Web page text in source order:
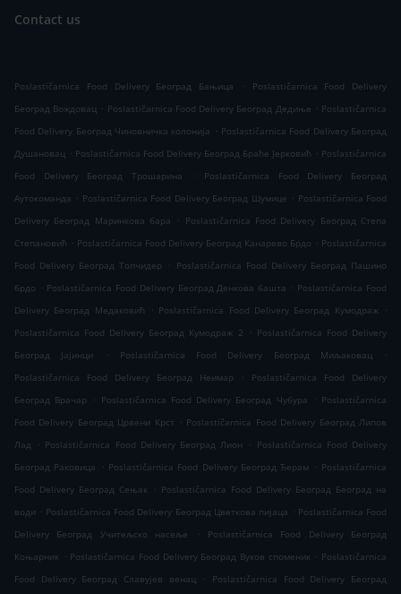
Contact us
Poslastičarnica Food Delivery Београд Бањица .
Poslastičarnica Food Delivery
Београд Вождовац . Poslastičarnica Food Delivery Београд Дедиње . Poslastičarnica
Food Delivery Београд Чиновничка колонија . Poslastičarnica Food Delivery Београд
Душановац . Poslastičarnica Food Delivery Београд Браће Јерковић . Poslastičarnica
Food Delivery Београд Трошарина
.
Poslastičarnica Food Delivery Београд
Аутокоманда . Poslastičarnica Food Delivery Београд Шумице . Poslastičarnica Food
Delivery Београд Маринкова бара
. Poslastičarnica Food Delivery Београд Степа
Степановић . Poslastičarnica Food Delivery Београд Канарево Брдо . Poslastičarnica
Food Delivery Београд Топчидер
. Poslastičarnica Food Delivery Београд Пашино
брдо . Poslastičarnica Food Delivery Београд Денкова башта . Poslastičarnica Food
Delivery Београд Медаковић
. Poslastičarnica Food Delivery Београд Кумодраж .
Poslastičarnica Food Delivery Београд Кумодраж 2
. Poslastičarnica Food Delivery
Београд Јајинци
. Poslastičarnica Food Delivery Београд Миљаковац
.
Poslastičarnica Food Delivery Београд Неимар
.
Poslastičarnica Food Delivery
Београд Врачар
. Poslastičarnica Food Delivery Београд Чубура . Poslastičarnica
Food Delivery Београд Црвени Крст . Poslastičarnica Food Delivery Београд Липов
Лад
. Poslastičarnica Food Delivery Београд Лион . Poslastičarnica Food Delivery
Београд Раковица
. Poslastičarnica Food Delivery Београд Ђерам . Poslastičarnica
Food Delivery Београд Сењак
. Poslastičarnica Food Delivery Београд Београд на
води . Poslastičarnica Food Delivery Београд Цветкова пијаца . Poslastičarnica Food
Delivery Београд Учитељско насеље
.
Poslastičarnica Food Delivery Београд
Коњарник . Poslastičarnica Food Delivery Београд Вуков споменик . Poslastičarnica
Food Delivery Београд Славујев венац
.
Poslastičarnica Food Delivery Београд